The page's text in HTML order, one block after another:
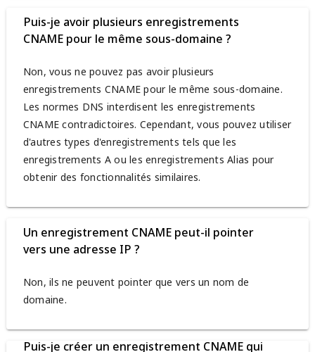
Puis-je avoir plusieurs enregistrements
CNAME pour le même sous-domaine ?
Non, vous ne pouvez pas avoir plusieurs
enregistrements CNAME pour le même sous-domaine.
Les normes DNS interdisent les enregistrements
CNAME contradictoires. Cependant, vous pouvez utiliser
d'autres types d'enregistrements tels que les
enregistrements A ou les enregistrements Alias pour
obtenir des fonctionnalités similaires.
Un enregistrement CNAME peut-il pointer
vers une adresse IP ?
Non, ils ne peuvent pointer que vers un nom de
domaine.
Puis-je créer un enregistrement CNAME qui